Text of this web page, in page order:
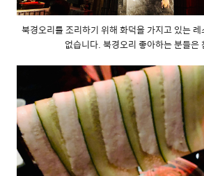
북경오리를 조리하기 위해 화덕을 가지고 있는
없습니다. 북경오리 좋아하는 분들은